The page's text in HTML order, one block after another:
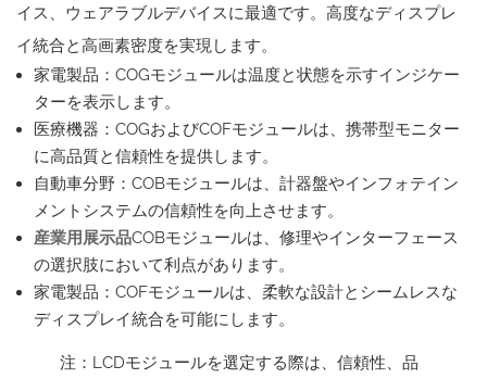
イス、ウェアラブルデバイスに最適です。高度なディスプレ
イ統合と高画素密度を実現します。
家電製品：COGモジュールは温度と状態を示すインジケー
ターを表示します。
医療機器：COGおよびCOFモジュールは、携帯型モニター
に高品質と信頼性を提供します。
自動車分野：COBモジュールは、計器盤やインフォテイン
メントシステムの信頼性を向上させます。
産業用展示品COBモジュールは、修理やインターフェース
の選択肢において利点があります。
家電製品：COFモジュールは、柔軟な設計とシームレスな
ディスプレイ統合を可能にします。
注：LCDモジュールを選定する際は、信頼性、品